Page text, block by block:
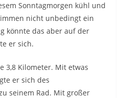
Sonntagmorgen kühl und
nicht unbedingt ein
könnte das aber auf der
er sich.
3,8 Kilometer. Mit etwas
er sich des
seinem Rad. Mit großer